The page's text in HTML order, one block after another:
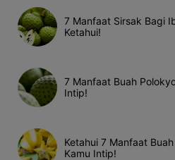
7 Manfaat Sirsak Bagi
Ketahui!
7 Manfaat Buah
Intip!
Ketahui 7 Manfaat
Kamu Intip!